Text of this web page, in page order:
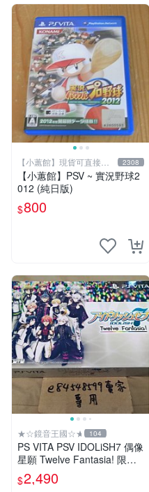
【小蕙館】現貨可直接下
標
2308
【小蕙館】PSV ~ 實況野球2
012 (純日版)
$800
★☆鏡音王國☆★ 104
PS VITA PSV IDOLiSH7 偶像
星願 Twelve Fantasia! 限定
版 純日版 日文版 特裝版
$2,490